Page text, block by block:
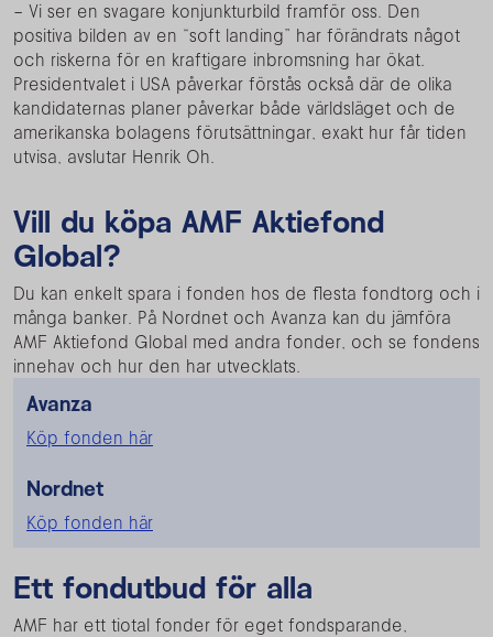
– Vi ser en svagare konjunkturbild framför oss. Den
positiva bilden av en “soft landing” har förändrats något
och riskerna för en kraftigare inbromsning har ökat.
Presidentvalet i USA påverkar förstås också där de olika
kandidaternas planer påverkar både världsläget och de
amerikanska bolagens förutsättningar, exakt hur får tiden
utvisa, avslutar Henrik Oh.
Vill du köpa AMF Aktiefond
Global?
Du kan enkelt spara i fonden hos de flesta fondtorg och i
många banker. På Nordnet och Avanza kan du jämföra
AMF Aktiefond Global med andra fonder, och se fondens
innehav och hur den har utvecklats.
Avanza
Köp fonden här
Nordnet
Köp fonden här
Ett fondutbud för alla
AMF har ett tiotal fonder för eget fondsparande,